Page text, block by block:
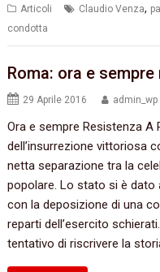
Articoli Claudio Venza,
condotta
Roma: ora e
29 Aprile 2016 admin_wp
Ora e sempre Resistenza A
dell’insurrezione vittoriosa
netta separazione tra la
popolare. Lo stato si è dato
con la deposizione di una
reparti dell’esercito
tentativo di riscrivere la